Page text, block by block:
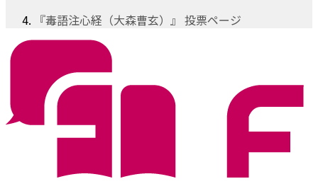
『毒語注心経（大森曹玄）』 投票ページ